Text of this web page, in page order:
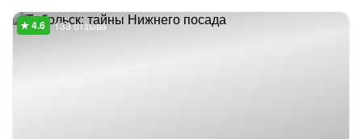
133 отзыва